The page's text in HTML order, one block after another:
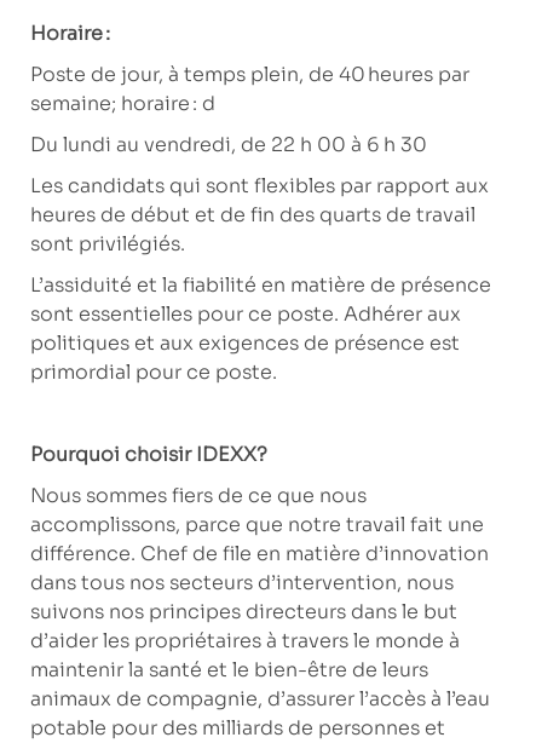
Horaire :
Poste de jour, à temps plein, de 40 heures par
semaine; horaire : d
Du lundi au vendredi, de 22 h 00 à 6 h 30
Les candidats qui sont flexibles par rapport aux
heures de début et de fin des quarts de travail
sont privilégiés.
L’assiduité et la fiabilité en matière de présence
sont essentielles pour ce poste. Adhérer aux
politiques et aux exigences de présence est
primordial pour ce poste.
Pourquoi choisir IDEXX?
Nous sommes fiers de ce que nous
accomplissons, parce que notre travail fait une
différence. Chef de file en matière d’innovation
dans tous nos secteurs d’intervention, nous
suivons nos principes directeurs dans le but
d’aider les propriétaires à travers le monde à
maintenir la santé et le bien-être de leurs
animaux de compagnie, d’assurer l’accès à l’eau
potable pour des milliards de personnes et